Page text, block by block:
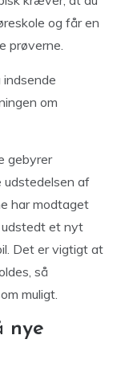
og får en
prøverne.
indsende
om
gebyrer
udstedelsen af
har modtaget
udstedt et nyt
Det er vigtigt at
så
muligt.
nye